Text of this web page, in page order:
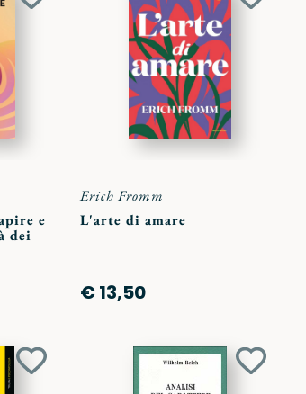
Aggiungi
e
dei
Erich Fromm
L'arte di amare
€ 13,50
Aggiungi